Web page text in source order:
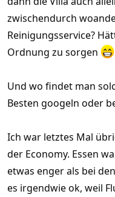
zwischendurch
Reinigungsservice?
Ordnung zu sorgen
Und wo findet man
Besten googeln oder
Ich war letztes Mal
der Economy. Essen
etwas enger als bei
es irgendwie ok, weil